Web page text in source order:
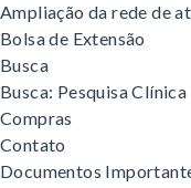
Ampliação da rede de
Bolsa de Extensão
Busca
Busca: Pesquisa Clínica
Compras
Contato
Documentos